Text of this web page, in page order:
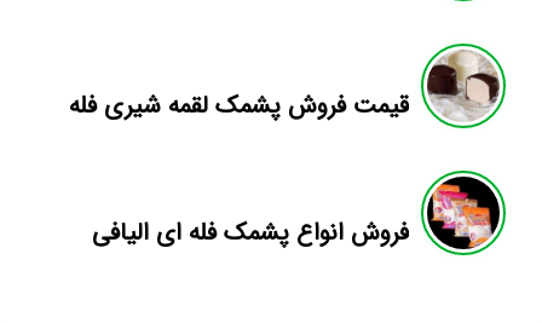
قیمت فروش پشمک لقمه شیری فله
فروش انواع پشمک فله ای الیافی